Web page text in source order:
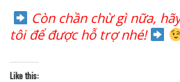
Còn chần chừ gì nữa,
tôi để được hỗ trợ nhé!
Like this: